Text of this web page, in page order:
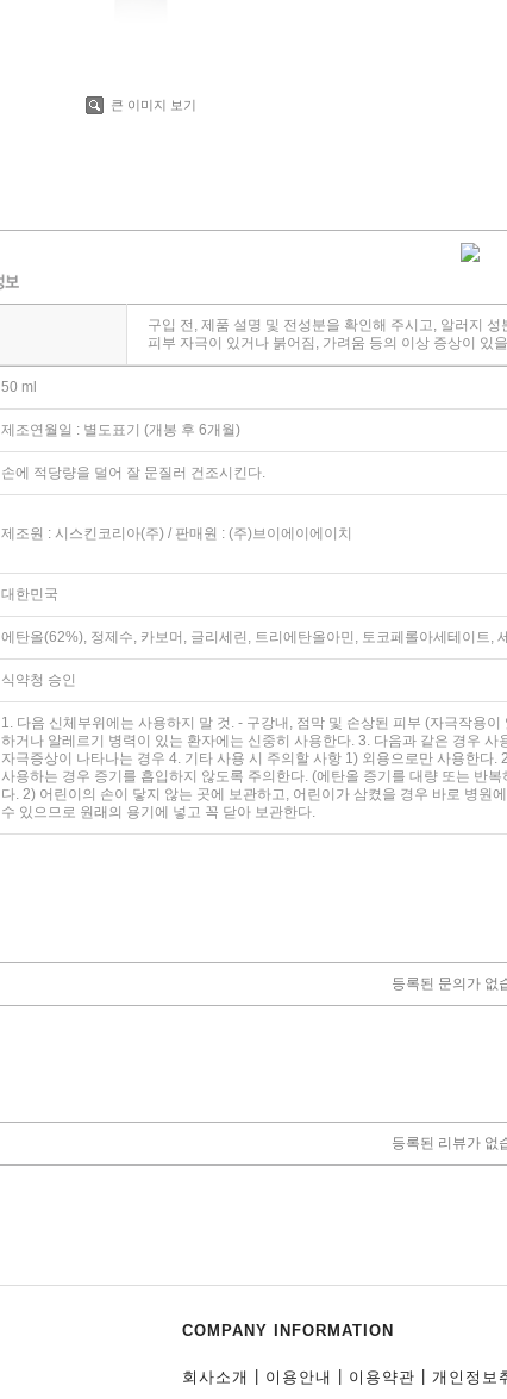
큰 이미지 보기
구입 전, 제품 설명 및 전성분을 확인해 주시고, 알러지
피부 자극이 있거나 붉어짐, 가려움 등의 이상 증상이 있
50 ml
제조연월일 : 별도표기 (개봉 후 6개월)
손에 적당량을 덜어 잘 문질러 건조시킨다.
제조원 : 시스킨코리아(주) / 판매원 : (주)브이에이에이치
대한민국
에탄올(62%), 정제수, 카보머, 글리세린, 트리에탄올아민, 토코페롤아세테이트,
식약청 승인
1. 다음 신체부위에는 사용하지 말 것. - 구강내, 점막 및 손상된 피부 (자극작용
하거나 알레르기 병력이 있는 환자에는 신중히 사용한다. 3. 다음과 같은 경우
자극증상이 나타나는 경우 4. 기타 사용 시 주의할 사항 1) 외용으로만 사용한다
사용하는 경우 증기를 흡입하지 않도록 주의한다. (에탄올 증기를 대량 또는 반
다. 2) 어린이의 손이 닿지 않는 곳에 보관하고, 어린이가 삼켰을 경우 바로 병원
수 있으므로 원래의 용기에 넣고 꼭 닫아 보관한다.
등록된 문의가 없
등록된 리뷰가 없
COMPANY INFORMATION
회사소개 이용안내 이용약관
개인정보